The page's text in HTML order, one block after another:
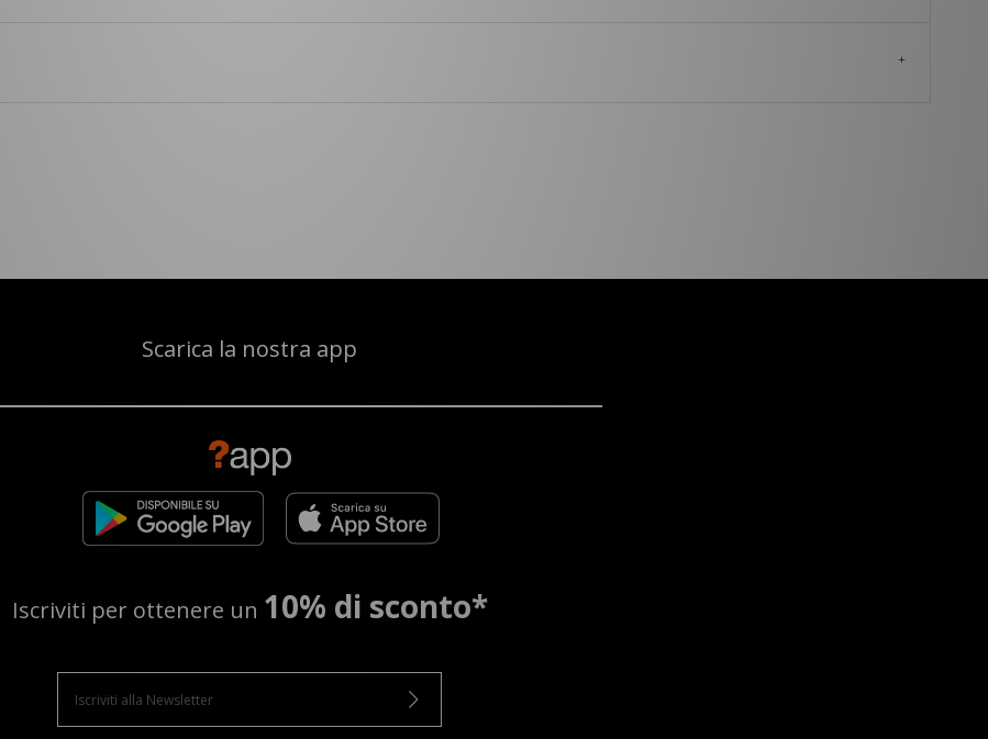
Scarica la nostra app
Iscriviti per ottenere un 10% di sconto*